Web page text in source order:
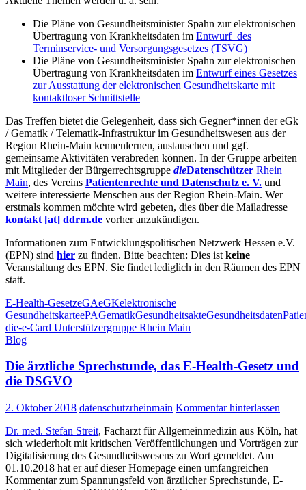
Die Pläne von Gesundheitsminister Spahn zur elektronischen
Übertragung von Krankheitsdaten im Entwurf des
Terminservice- und Versorgungsgesetzes (TSVG)
Die Pläne von Gesundheitsminister Spahn zur elektronischen
Übertragung von Krankheitsdaten im Entwurf eines Gesetzes
zur Ausstattung der elektronischen Gesundheitskarte mit
kontaktloser Schnittstelle
Das Treffen bietet die Gelegenheit, dass sich Gegner*innen der eGk
/ Gematik / Telematik-Infrastruktur im Gesundheitswesen aus der
Region Rhein-Main kennenlernen, austauschen und ggf.
gemeinsame Aktivitäten verabreden können. In der Gruppe arbeiten
mit Mitglieder der Bürgerrechtsgruppe dieDatenschützer Rhein
Main, des Vereins Patientenrechte und Datenschutz e. V. und
weitere interessierte Menschen aus der Region Rhein-Main. Wer
erstmals kommen möchte wird gebeten, dies über die Mailadresse
kontakt [at] ddrm.de vorher anzukündigen.
Informationen zum Entwicklungspolitischen Netzwerk Hessen e.V.
(EPN) sind hier zu finden. Bitte beachten: Dies ist keine
Veranstaltung des EPN. Sie findet lediglich in den Räumen des EPN
statt.
E-Health-GesetzeGAeGKelektronische
GesundheitskarteePAGematikGesundheitsakteGesundheitsdaten
die-e-Card Unterstützergruppe Rhein Main
Blog
Die ärztliche Sprechstunde, das E-Health-Gesetz und
die DSGVO
2. Oktober 2018 datenschutzrheinmain Kommentar hinterlassen
Dr. med. Stefan Streit, Facharzt für Allgemeinmedizin aus Köln, hat
sich wiederholt mit kritischen Veröffentlichungen und Vorträgen zur
Digitalisierung des Gesundheitswesens zu Wort gemeldet. Am
01.10.2018 hat er auf dieser Homepage einen umfangreichen
Kommentar zum Spannungsfeld von ärztlicher Sprechstunde, E-